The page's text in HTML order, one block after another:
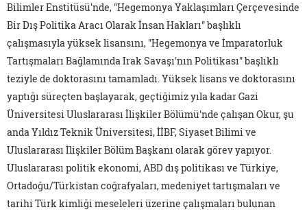
Bilimler Enstitüsü'nde, "Hegemonya Yaklaşımları Çerçevesinde
Bir Dış Politika Aracı Olarak İnsan Hakları" başlıklı
çalışmasıyla yüksek lisansını, "Hegemonya ve İmparatorluk
Tartışmaları Bağlamında Irak Savaşı'nın Politikası" başlıklı
teziyle de doktorasını tamamladı. Yüksek lisans ve doktorasını
yaptığı süreçten başlayarak, geçtiğimiz yıla kadar Gazi
Üniversitesi Uluslararası İlişkiler Bölümü'nde çalışan Okur, şu
anda Yıldız Teknik Üniversitesi, İİBF, Siyaset Bilimi ve
Uluslararası İlişkiler Bölüm Başkanı olarak görev yapıyor.
Uluslararası politik ekonomi, ABD dış politikası ve Türkiye,
Ortadoğu/Türkistan coğrafyaları, medeniyet tartışmaları ve
tarihi Türk kimliği meseleleri üzerine çalışmaları bulunan